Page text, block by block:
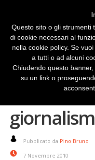
Pubblicato da Pino Bruno
7 Novembre 2010
Questo sito o gli strumenti
di cookie necessari al
nella cookie policy. Se
a tutti o ad alcuni
Chiudendo questo
su un link o